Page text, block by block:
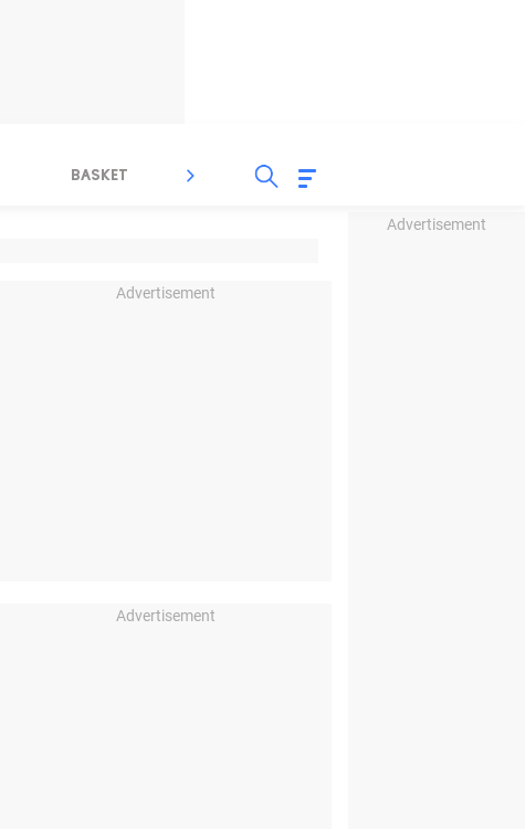
Advertisement
BASKET SPORT LAIN
Advertisement
Advertisement